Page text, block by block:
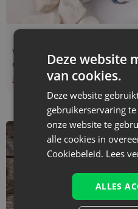
Welke verpakkingen zijn
commerce?
Lees verder
Deze website
van cookies.
Deze website
gebruikerservaring
onze website te
alle cookies in
Cookiebeleid. Lees
ALLES